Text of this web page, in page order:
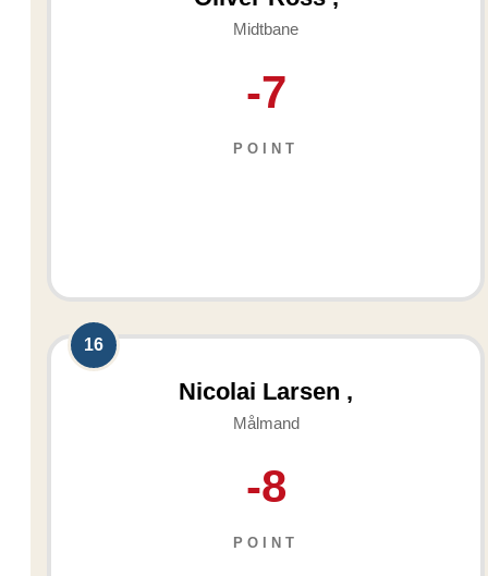
Midtbane
-7
POINT
16
Nicolai Larsen ,
Målmand
-8
POINT